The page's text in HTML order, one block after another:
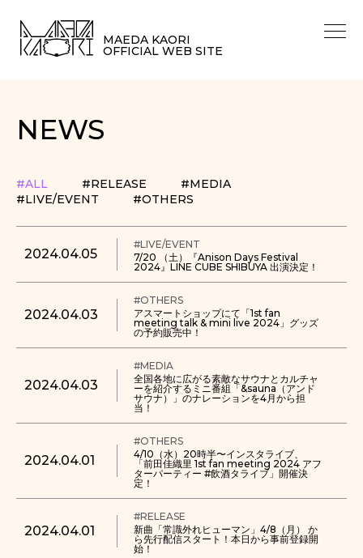
MAEDA KAORI
OFFICIAL WEB SITE
NEWS
#ALL #RELEASE
#MEDIA
#LIVE/EVENT
#OTHERS
2024.04.05
#LIVE/EVENT
7/20 （土）『Anison Days Festival
2024』LINE CUBE SHIBUYA 出演決定！
2024.04.03
#OTHERS
アスマートショップにて「1st fan
meeting talk & mini live 2024」グッズ
の予約販売中！
2024.04.03
#MEDIA
全国各地に広がる素敵なサウナとカルチャ
ーを紹介するミニ番組「&sauna（アンド
サウナ）」のナレーションを4月から担
当！
2024.04.01
#OTHERS
4/10（水）20時半〜インスタライブ、
「前田佳織里 1st fan meeting 2024 アフ
ターパーティー #飲酒タライブ」開催決
定！
2024.04.01
#RELEASE
新曲「常識外れヒューマン」4/8（月） か
ら先行配信スタート！本日から事前登録開
始！